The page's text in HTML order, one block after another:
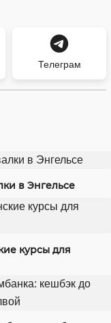
Телеграм
в Энгельсе
курсы для